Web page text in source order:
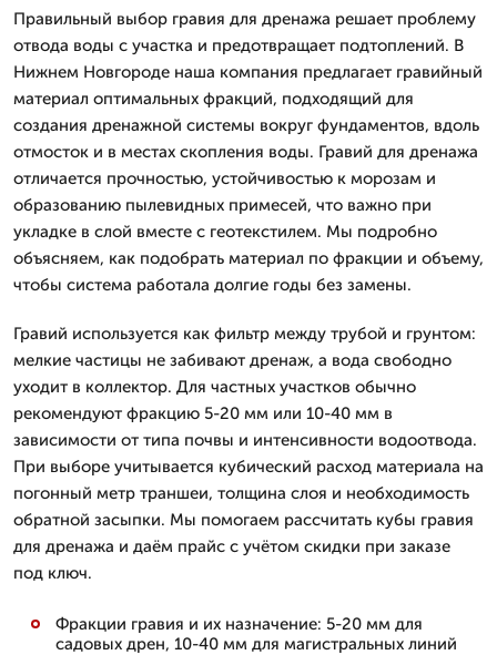
Правильный выбор гравия для дренажа решает проблему
отвода воды с участка и предотвращает подтоплений. В
Нижнем Новгороде наша компания предлагает гравийный
материал оптимальных фракций, подходящий для
создания дренажной системы вокруг фундаментов, вдоль
отмосток и в местах скопления воды. Гравий для дренажа
отличается прочностью, устойчивостью к морозам и
образованию пылевидных примесей, что важно при
укладке в слой вместе с геотекстилем. Мы подробно
объясняем, как подобрать материал по фракции и объему,
чтобы система работала долгие годы без замены.
Гравий используется как фильтр между трубой и грунтом:
мелкие частицы не забивают дренаж, а вода свободно
уходит в коллектор. Для частных участков обычно
рекомендуют фракцию 5-20 мм или 10-40 мм в
зависимости от типа почвы и интенсивности водоотвода.
При выборе учитывается кубический расход материала на
погонный метр траншеи, толщина слоя и необходимость
обратной засыпки. Мы помогаем рассчитать кубы гравия
для дренажа и даём прайс с учётом скидки при заказе
под ключ.
Фракции гравия и их назначение: 5-20 мм для
садовых дрен, 10-40 мм для магистральных линий